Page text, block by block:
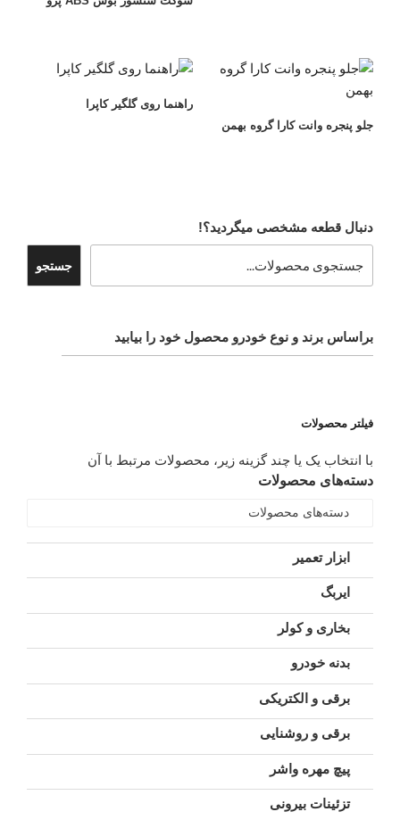
جلو پنجره وانت کارا گروه بهمن
راهنما روی گلگیر کاپرا
دنبال قطعه مشخصی میگردید؟!
جستجو
براساس برند و نوع خودرو محصول خود را بیابید
فیلتر محصولات
با انتخاب یک یا چند گزینه زیر، محصولات مرتبط با آن
دسته‌های محصولات
دسته‌های محصولات
ابزار تعمیر
ایربگ
بخاری و کولر
بدنه خودرو
برقی و الکتریکی
برقی و روشنایی
پیچ مهره واشر
تزئینات بیرونی